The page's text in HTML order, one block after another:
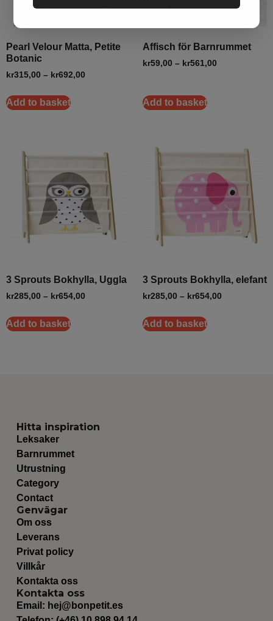
Pearl Velour Matta, Petite
Botanic
kr315,00 – kr692,00
Add to basket
Affisch för Barnrummet
kr59,00 – kr561,00
Add to basket
3 Sprouts Bokhylla, Uggla
kr285,00 – kr654,00
Add to basket
3 Sprouts Bokhylla, elefant
kr285,00 – kr654,00
Add to basket
Hitta inspiration
Leksaker
Barnrummet
Utrustning
Category
Contact
Genvägar
Om oss
Leverans
Privat policy
Villkår
Kontakta oss
Kontakta oss
Email: hej@bonpetit.es